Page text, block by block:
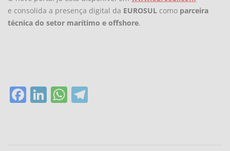
e consolida a presença digital da EUROSUL como parceira
técnica do setor marítimo e offshore.
Facebook
LinkedIn
WhatsApp